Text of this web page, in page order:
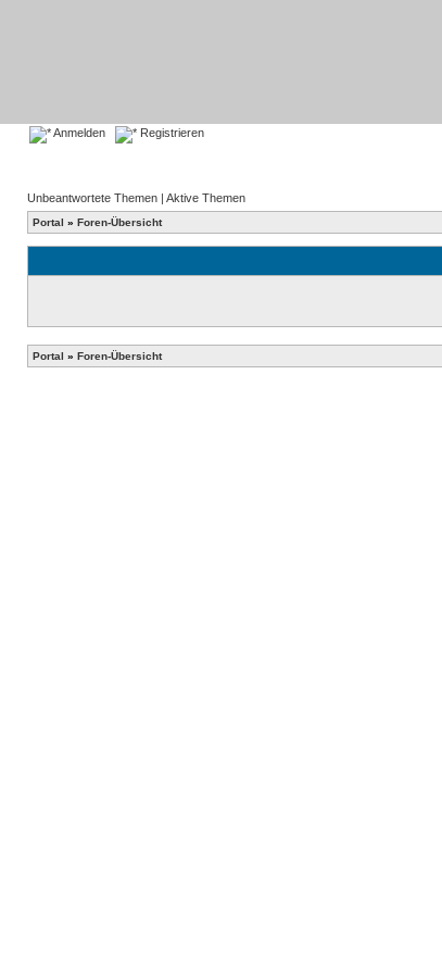
Anmelden Registrieren
Unbeantwortete Themen | Aktive Themen
Portal » Foren-Übersicht
Portal » Foren-Übersicht